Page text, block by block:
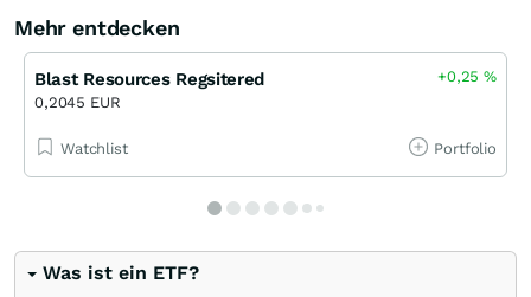
Mehr entdecken
Blast Resources Regsitered
0,2045 EUR
+0,25%
Watchlist Portfolio
Was ist ein ETF?